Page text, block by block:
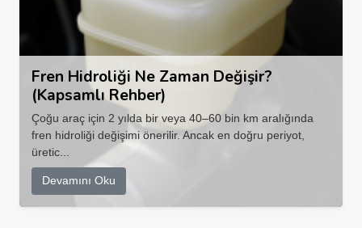
Fren Hidroliği Ne Zaman Değişir?
(Kapsamlı Rehber)
Çoğu araç için 2 yılda bir veya 40–60 bin km aralığında
fren hidroliği değişimi önerilir. Ancak en doğru periyot,
üretic...
Devamını Oku